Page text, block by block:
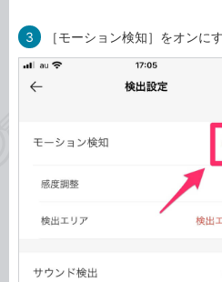
3 ［モーション検知］をオンに